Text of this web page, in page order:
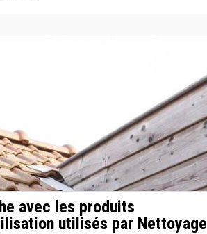
avec les produits
utilisés par Nettoyage